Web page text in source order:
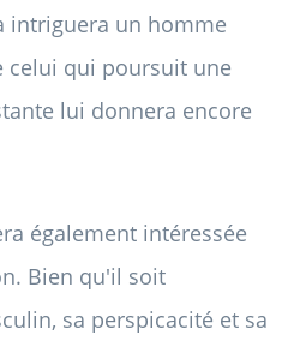
intriguera un homme
celui qui poursuit une
lui donnera encore
également intéressée
Bien qu'il soit
sa perspicacité et sa